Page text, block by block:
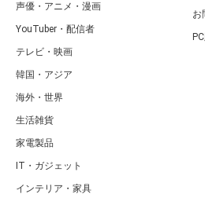
声優・アニメ・漫画
YouTuber・配信者
テレビ・映画
韓国・アジア
海外・世界
生活雑貨
家電製品
IT・ガジェット
インテリア・家具
お